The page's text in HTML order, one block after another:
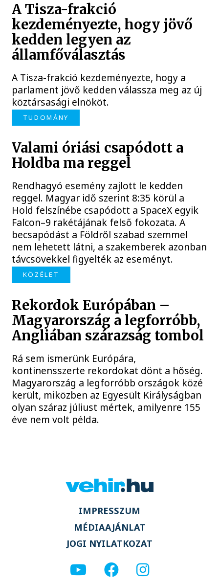
A Tisza-frakció
kezdeményezte, hogy jövő
kedden legyen az
államfőválasztás
A Tisza-frakció kezdeményezte, hogy a
parlament jövő kedden válassza meg az új
köztársasági elnököt.
TUDOMÁNY
Valami óriási csapódott a
Holdba ma reggel
Rendhagyó esemény zajlott le kedden
reggel. Magyar idő szerint 8:35 körül a
Hold felszínébe csapódott a SpaceX egyik
Falcon–9 rakétájának felső fokozata. A
becsapódást a Földről szabad szemmel
nem lehetett látni, a szakemberek azonban
távcsövekkel figyelték az eseményt.
KÖZÉLET
Rekordok Európában –
Magyarország a legforróbb,
Angliában szárazság tombol
Rá sem ismerünk Európára,
kontinensszerte rekordokat dönt a hőség.
Magyarország a legforróbb országok közé
került, miközben az Egyesült Királyságban
olyan száraz júliust mértek, amilyenre 155
éve nem volt példa.
IMPRESSZUM
MÉDIAAJÁNLAT
JOGI NYILATKOZAT